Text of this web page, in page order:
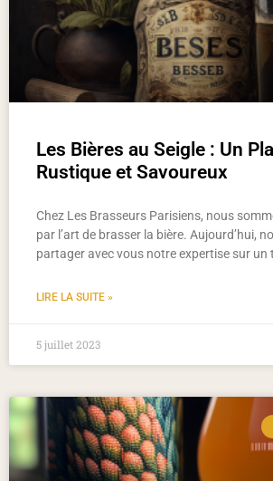
Les Bières au Seigle : Un
Rustique et Savoureux
Chez Les Brasseurs Parisiens, nous
par l’art de brasser la bière. Aujourd’hui,
partager avec vous notre expertise sur un
LIRE LA SUITE »
5 juillet 2023